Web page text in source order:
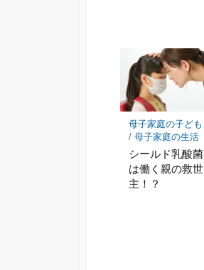
母子家庭の子ども
/母子家庭の生活
シールド乳酸菌
は働く親の救世
主！？